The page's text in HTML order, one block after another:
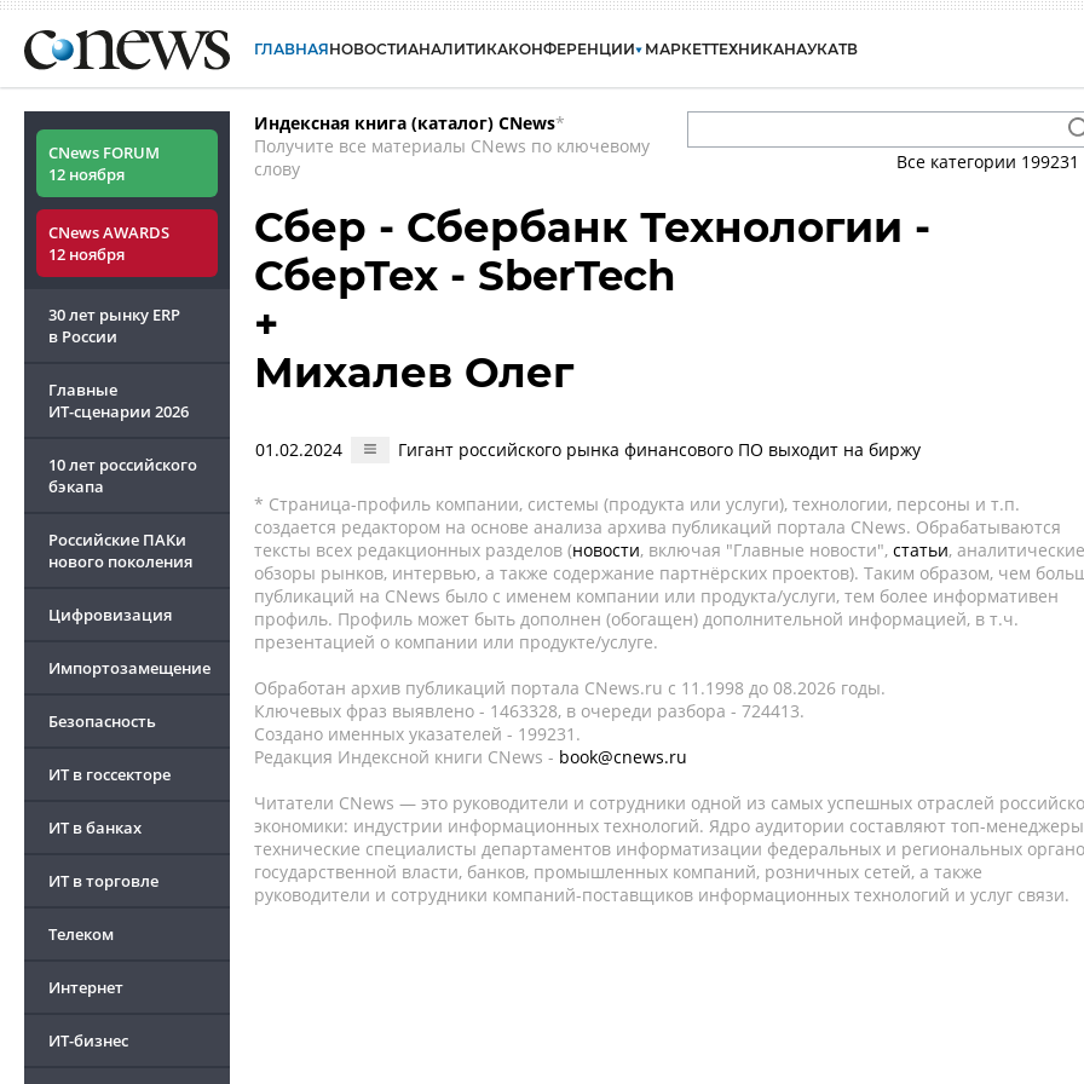
ГЛАВНАЯНОВОСТИАНАЛИТИКАКОНФЕРЕНЦИИ МАРКЕТТЕХНИКАНАУКАТВ
CNews FORUM
12 ноября
CNews AWARDS
12 ноября
30 лет рынку ERP
в России
Главные
ИТ-сценарии 2026
10 лет российского
бэкапа
Российские ПАКи
нового поколения
Цифровизация
Импортозамещение
Безопасность
ИТ в госсекторе
ИТ в банках
ИТ в торговле
Телеком
Интернет
ИТ-бизнес
Индексная книга (каталог) CNews*
Получите все материалы CNews по ключевому
слову
Все категории 199231
Сбер - Сбербанк Технологии -
СберТех - SberTech
+
Михалев Олег
01.02.2024 Гигант российского рынка финансового ПО выходит на биржу
* Страница-профиль компании, системы (продукта или услуги), технологии, персоны и т.п.
создается редактором на основе анализа архива публикаций портала CNews. Обрабатываются
тексты всех редакционных разделов (новости, включая "Главные новости", статьи, аналитические
обзоры рынков, интервью, а также содержание партнёрских проектов). Таким образом, чем
публикаций на CNews было с именем компании или продукта/услуги, тем более информативен
профиль. Профиль может быть дополнен (обогащен) дополнительной информацией, в т.ч.
презентацией о компании или продукте/услуге.
Обработан архив публикаций портала CNews.ru c 11.1998 до 08.2026 годы.
Ключевых фраз выявлено - 1463328, в очереди разбора - 724413.
Создано именных указателей - 199231.
Редакция Индексной книги CNews - book@cnews.ru
Читатели CNews — это руководители и сотрудники одной из самых успешных отраслей
экономики: индустрии информационных технологий. Ядро аудитории составляют топ-
технические специалисты департаментов информатизации федеральных и региональных
государственной власти, банков, промышленных компаний, розничных сетей, а также
руководители и сотрудники компаний-поставщиков информационных технологий и услуг связи.